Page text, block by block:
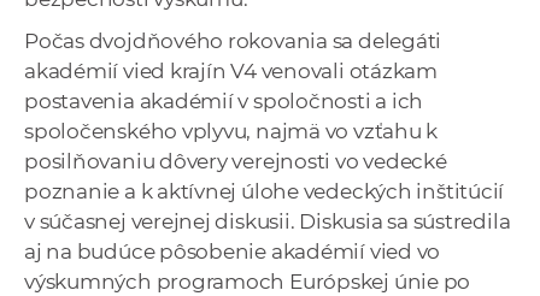
Počas dvojdňového rokovania sa delegáti
akadémií vied krajín V4 venovali otázkam
postavenia akadémií v spoločnosti a ich
spoločenského vplyvu, najmä vo vzťahu k
posilňovaniu dôvery verejnosti vo vedecké
poznanie a k aktívnej úlohe vedeckých inštitúcií
v súčasnej verejnej diskusii. Diskusia sa sústredila
aj na budúce pôsobenie akadémií vied vo
výskumných programoch Európskej únie po